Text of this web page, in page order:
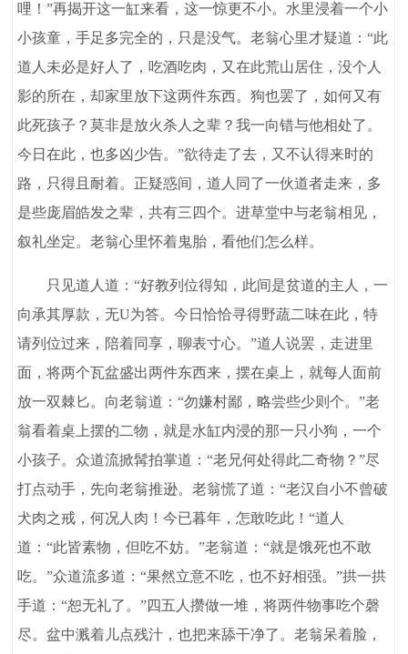
哩！”再揭开这一缸来看，这一惊更不小。水里浸着一个小
小孩童，手足多完全的，只是没气。老翁心里才疑道：“此
道人未必是好人了，吃酒吃肉，又在此荒山居住，没个人
影的所在，却家里放下这两件东西。狗也罢了，如何又有
此死孩子？莫非是放火杀人之辈？我一向错与他相处了。
今日在此，也多凶少告。”欲待走了去，又不认得来时的
路，只得且耐着。正疑惑间，道人同了一伙道者走来，多
是些庞眉皓发之辈，共有三四个。进草堂中与老翁相见，
叙礼坐定。老翁心里怀着鬼胎，看他们怎么样。
只见道人道：“好教列位得知，此间是贫道的主人，一
向承其厚款，无U为答。今日恰恰寻得野蔬二味在此，特
请列位过来，陪着同享，聊表寸心。”道人说罢，走进里
面，将两个瓦盆盛出两件东西来，摆在桌上，就每人面前
放一双棘匕。向老翁道：“勿嫌村鄙，略尝些少则个。”老
翁看着桌上摆的二物，就是水缸内浸的那一只小狗，一个
小孩子。众道流掀髯拍掌道：“老兄何处得此二奇物？”尽
打点动手，先向老翁推逊。老翁慌了道：“老汉自小不曾破
犬肉之戒，何况人肉！今已暮年，怎敢吃此！“道人
道：“此皆素物，但吃不妨。”老翁道：“就是饿死也不敢
吃。”众道流多道：“果然立意不吃，也不好相强。”拱一拱
手道：“恕无礼了。”四五人攒做一堆，将两件物事吃个磬
尽。盆中溅着儿点残汁，也把来舔干净了。老翁呆着脸，